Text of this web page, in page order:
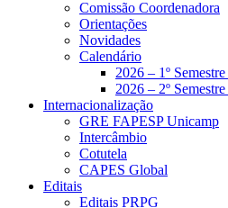
Comissão Coordenadora
Orientações
Novidades
Calendário
2026 – 1º
2026 – 2º
Internacionalização
GRE FAPESP Unicamp
Intercâmbio
Cotutela
CAPES Global
Editais
Editais PRPG